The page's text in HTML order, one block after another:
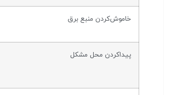
خاموش‌کردن منبع برق
پیداکردن محل مشکل